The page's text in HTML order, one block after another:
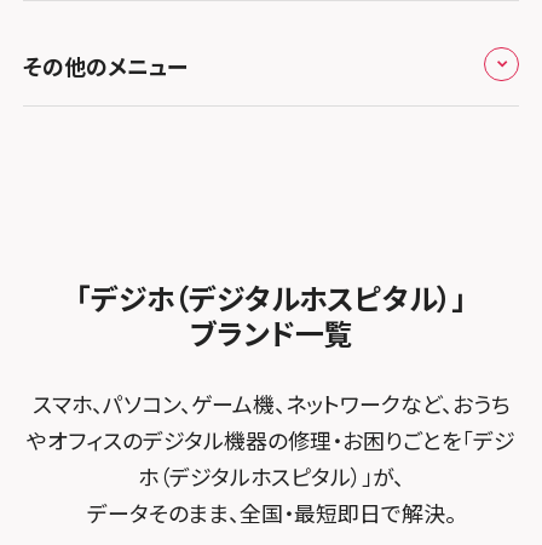
スマホスピタル吉祥寺
スマホスピタル藤沢
スマホスピタル 小田原
スマホスピタル たまプラーザ駅前
スマホスピタル 登戸・向ヶ丘遊園
スマホスピタル 武蔵小杉
スマホスピタル テルル草加花栗
スマホスピタル テルル東川口
スマホスピタル テルル松戸五香
スマホスピタル テルル宮野木
スマホスピタル千葉
スマホスピタル 大府
スマホスピタル 西枇杷島
スマホスピタル 尾張旭
スマホスピタル平和が丘
スマホスピタル春日井勝川
スマホスピタルイオンタウン茨木太田
スマホスピタル住道オペラパーク
スマホスピタル東大阪ロンモール布施
スマホスピタル堺
スマホスピタル 堺出張所
スマホスピタル京都河原町
スマホスピタル熊本下通
スマホスピタル GODOモバイル大分府内町
iPhone修理メニュー
MacBook修理メニュー
その他のメニュー
FCNTスマートフォン修理
「デジホ（デジタルホスピタル）」
ブランド一覧
スマホ、パソコン、ゲーム機、ネットワークなど、おうち
やオフィスのデジタル機器の修理・お困りごとを「デジ
ホ（デジタルホスピタル）」が、
データそのまま、全国・最短即日で解決。